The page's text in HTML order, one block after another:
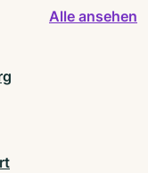
Alle ansehen